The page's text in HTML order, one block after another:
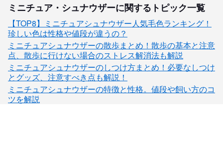
ミニチュア・シュナウザーに関するトピック一覧
【TOP8】ミニチュアシュナウザー人気毛色ランキング！
珍しい色は性格や値段が違うの？
ミニチュアシュナウザーの散歩まとめ！散歩の基本と注意
点、散歩に行けない場合のストレス解消法も解説
ミニチュアシュナウザーのしつけ方まとめ！必要なしつけ
とグッズ、注意すべき点も解説！
ミニチュアシュナウザーの特徴と性格。値段や飼い方のコ
ツを解説